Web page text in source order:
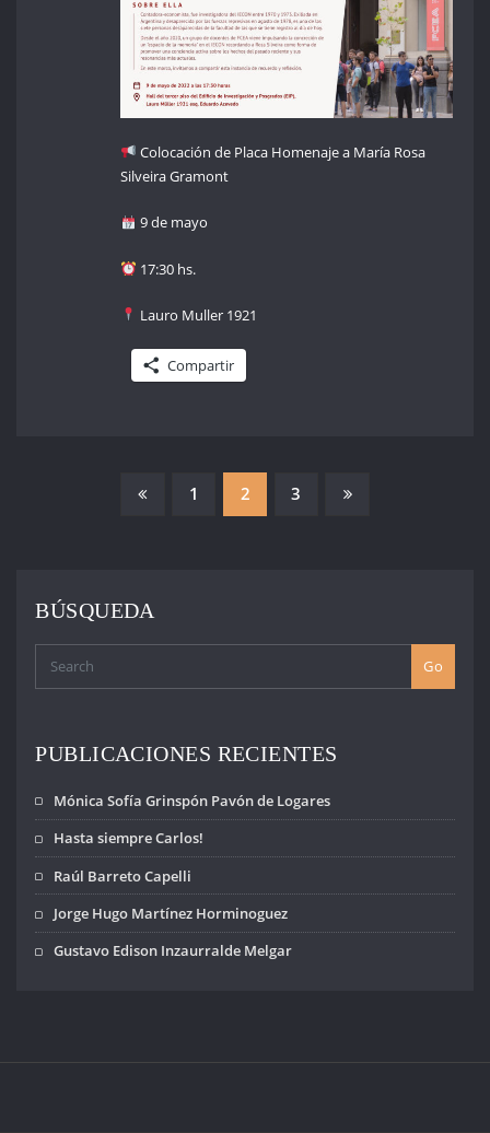
Colocación de Placa Homenaje a María Rosa
Silveira Gramont
9 de mayo
17:30 hs.
Lauro Muller 1921
Compartir
PAGINACIÓN
ENTRADAS
1 2 3
BÚSQUEDA
Go
PUBLICACIONES RECIENTES
Mónica Sofía Grinspón Pavón de Logares
Hasta siempre Carlos!
Raúl Barreto Capelli
Jorge Hugo Martínez Horminoguez
Gustavo Edison Inzaurralde Melgar